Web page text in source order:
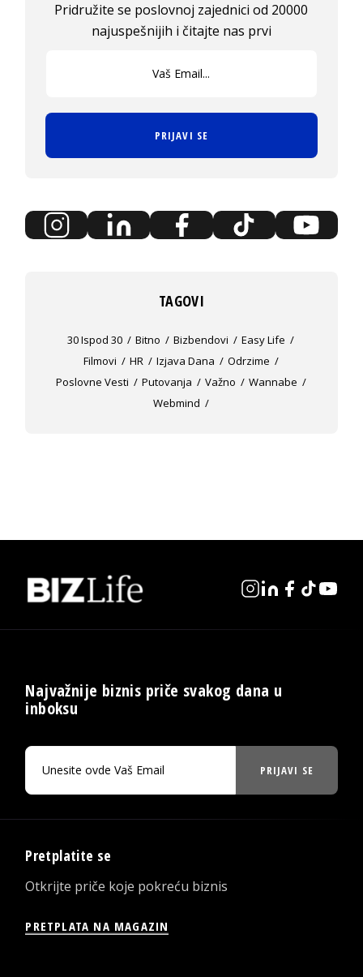
Pridružite se poslovnoj zajednici od 20000
najuspešnijih i čitajte nas prvi
PRIJAVI SE
TAGOVI
30 Ispod 30 Bitno Bizbendovi
Easy Life
Filmovi
HR Izjava Dana
Odrzime
Poslovne Vesti
Putovanja Važno
Wannabe
Webmind
Najvažnije biznis priče svakog dana u
inboksu
PRIJAVI SE
Pretplatite se
Otkrijte priče koje pokreću biznis
PRETPLATA NA MAGAZIN